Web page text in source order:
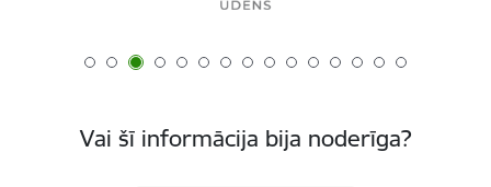
Vai šī informācija bija noderīga?